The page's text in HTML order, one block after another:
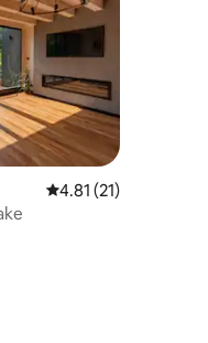
คะแนนเฉลี่ย 4.81 จาก
4.81 (21)